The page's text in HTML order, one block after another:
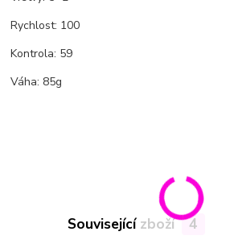
Rychlost: 100
Kontrola: 59
Váha: 85g
Související zboží 4